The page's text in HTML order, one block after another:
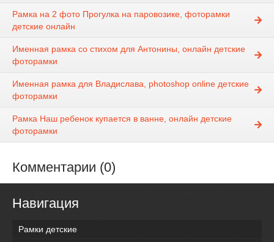
Рамка на 2 фото Прогулка на паровозике, фоторамки
детские онлайн
Именная рамка со стихом для Антонины, онлайн детские
фоторамки
Именная рамка для Владислава, photoshop online детские
фоторамки
Рамка Наш ребенок купается в ванне, онлайн детские
фоторамки
Комментарии (0)
Навигация
Рамки детские